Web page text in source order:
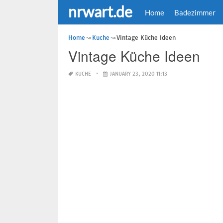
nrwart.de Home Badezimmer
Home Kuche Vintage Küche Ideen
Vintage Küche Ideen
KUCHE JANUARY 23, 2020 11:13